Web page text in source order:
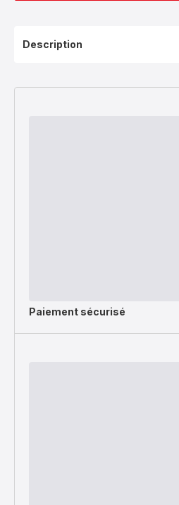
Description
Paiement sécurisé